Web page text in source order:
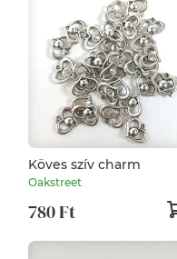
Köves szív charm
Oakstreet
780 Ft